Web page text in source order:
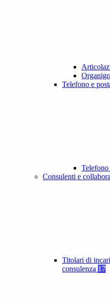
Telefono e
Telefono
Consulenti e
Titolari di
consulenza 17